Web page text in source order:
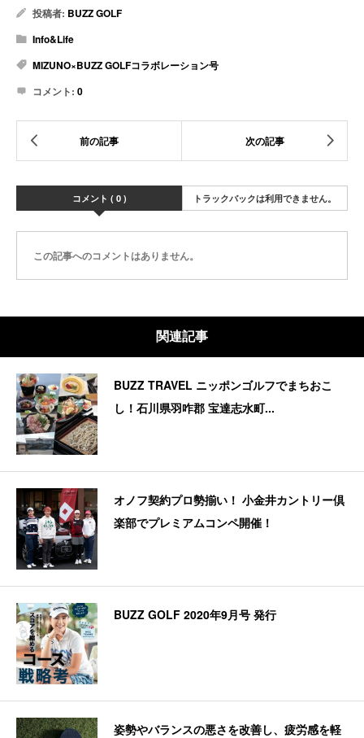
投稿者: BUZZ GOLF
Info&Life
MIZUNO×BUZZ GOLFコラボレーション号
コメント: 0
コメント ( 0 ) トラックバックは利用できません。
この記事へのコメントはありません。
関連記事
BUZZ TRAVEL ニッポンゴルフでまちおこ
し！石川県羽咋郡 宝達志水町...
オノフ契約プロ勢揃い！ 小金井カントリー倶
楽部でプレミアムコンペ開催！
BUZZ GOLF 2020年9月号 発行
姿勢やバランスの悪さを改善し、疲労感を軽